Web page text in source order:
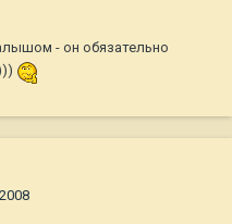
- он обязательно